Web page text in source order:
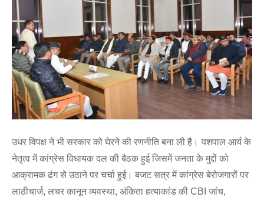
उधर विपक्ष ने भी सरकार को घेरने की रणनीति बना ली है। यशपाल आर्य के
नेतृत्व में कांग्रेस विधायक दल की बैठक हुई जिसमें जनता के मुद्दों को
आक्रामक ढंग से उठाने पर चर्चा हुई। बजट सत्र में कांग्रेस बेरोजगारों पर
लाठीचार्ज, लचर कानून व्यवस्था, अंकिता हत्याकांड की CBI जांच,